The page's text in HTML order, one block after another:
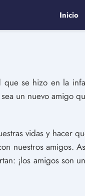
Inicio
se hizo en la
un nuevo amigo
vidas y hacer
nuestros amigos.
¡los amigos son